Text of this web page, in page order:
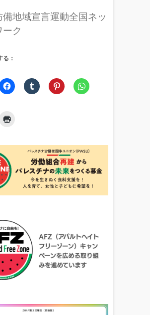
備地域宣言運動全国ネッ
ーク
る：